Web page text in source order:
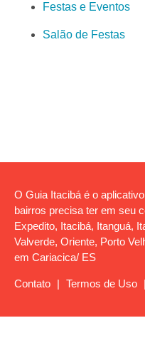
Festas e Eventos
Salão de Festas
O Guia Itacibá é o
bairros precisa ter em seu
Expedito, Itacibá, Itanguá,
Valverde, Oriente, Porto
em Cariacica/ ES
Contato | Termos de Uso |